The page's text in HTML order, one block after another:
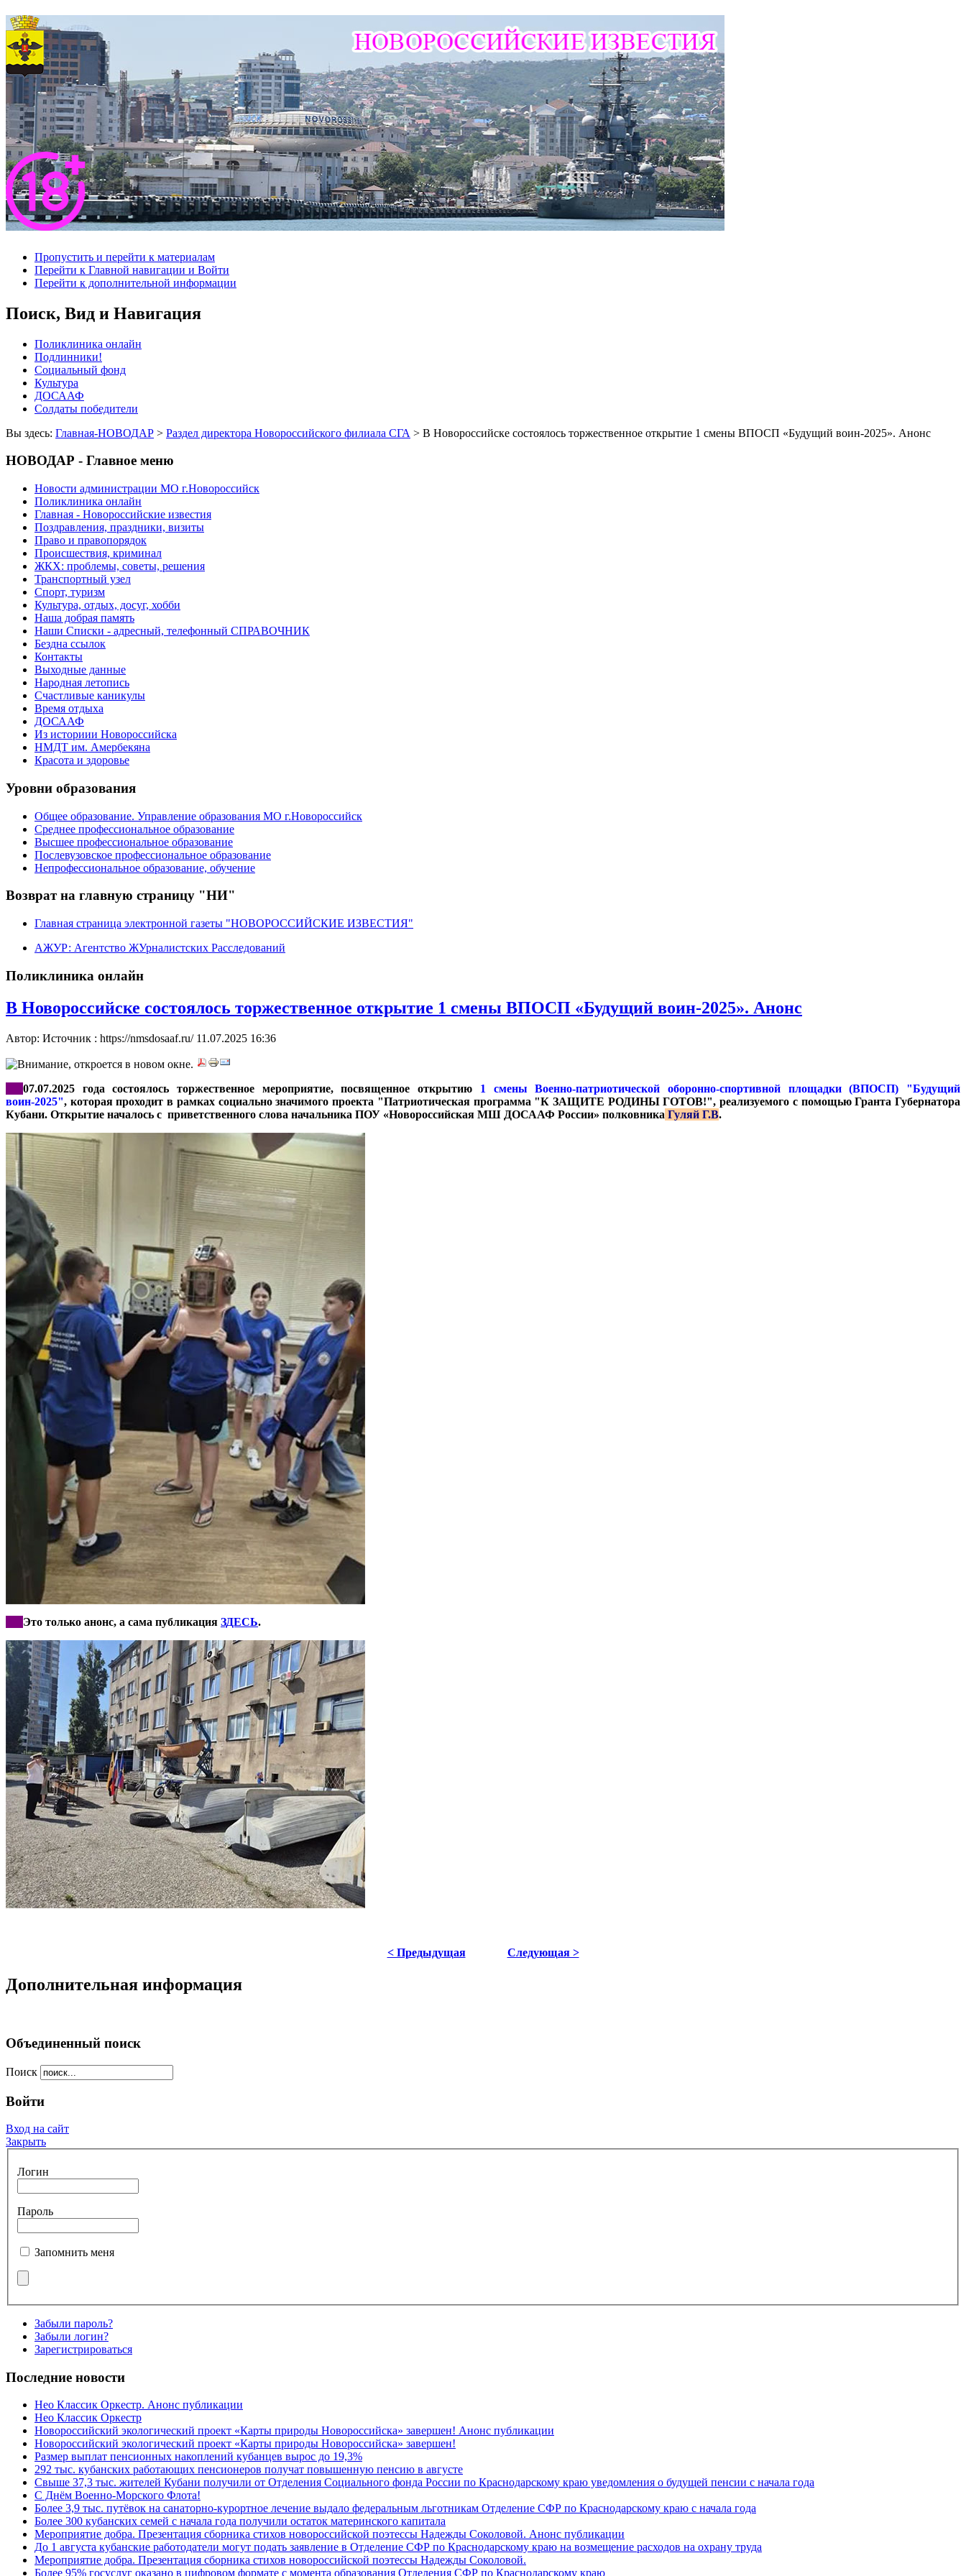
Пропустить и перейти к материалам
Перейти к Главной навигации и Войти
Перейти к дополнительной информации
Поиск, Вид и Навигация
Поликлиника онлайн
Подлинники!
Социальный фонд
Культура
ДОСААФ
Солдаты победители
Вы здесь: Главная-НОВОДАР > Раздел директора Новороссийского филиала СГА > В Новороссийске состоялось торжественное открытие 1 смены ВПОСП «Будущий воин-2025». Анонс
НОВОДАР - Главное меню
Новости администрации МО г.Новороссийск
Поликлиника онлайн
Главная - Новороссийские известия
Поздравления, праздники, визиты
Право и правопорядок
Происшествия, криминал
ЖКХ: проблемы, советы, решения
Транспортный узел
Спорт, туризм
Культура, отдых, досуг, хобби
Наша добрая память
Наши Списки - адресный, телефонный СПРАВОЧНИК
Бездна ссылок
Контакты
Выходные данные
Народная летопись
Счастливые каникулы
Время отдыха
ДОСААФ
Из историии Новороссийска
НМДТ им. Амербекяна
Красота и здоровье
Уровни образования
Общее образование. Управление образования МО г.Новороссийск
Среднее профессиональное образование
Высшее профессиональное образование
Послевузовское профессиональное образование
Непрофессиональное образование, обучение
Возврат на главную страницу "НИ"
Главная страница электронной газеты "НОВОРОССИЙСКИЕ ИЗВЕСТИЯ"
АЖУР: Агентство ЖУрналистских Расследований
Поликлиника онлайн
В Новороссийске состоялось торжественное открытие 1 смены ВПОСП «Будущий воин-2025». Анонс
Автор: Источник : https://nmsdosaaf.ru/ 11.07.2025 16:36
07.07.2025 года состоялось торжественное мероприятие, посвященное открытию 1 смены Военно-патриотической оборонно-спортивной площадки (ВПОСП) "Будущий
воин-2025", которая проходит в рамках социально значимого проекта "Патриотическая программа "К ЗАЩИТЕ РОДИНЫ ГОТОВ!", реализуемого с помощью Гранта Губернатора
Кубани. Открытие началось с приветственного слова начальника ПОУ «Новороссийская МШ ДОСААФ России» полковника Гуляй Г.В.
Это только анонс, а сама публикация ЗДЕСЬ.
< Предыдущая Следующая >
Дополнительная информация
Объединенный поиск
Поиск
Войти
Вход на сайт
Закрыть
Логин
Пароль
Запомнить меня
Забыли пароль?
Забыли логин?
Зарегистрироваться
Последние новости
Нео Классик Оркестр. Анонс публикации
Нео Классик Оркестр
Новороссийский экологический проект «Карты природы Новороссийска» завершен! Анонс публикации
Новороссийский экологический проект «Карты природы Новороссийска» завершен!
Размер выплат пенсионных накоплений кубанцев вырос до 19,3%
292 тыс. кубанских работающих пенсионеров получат повышенную пенсию в августе
Свыше 37,3 тыс. жителей Кубани получили от Отделения Социального фонда России по Краснодарскому краю уведомления о будущей пенсии с начала года
C Днём Военно-Морского Флота!
Более 3,9 тыс. путёвок на санаторно-курортное лечение выдало федеральным льготникам Отделение СФР по Краснодарскому краю с начала года
Более 300 кубанских семей с начала года получили остаток материнского капитала
Мероприятие добра. Презентация сборника стихов новороссийской поэтессы Надежды Соколовой. Анонс публикации
До 1 августа кубанские работодатели могут подать заявление в Отделение СФР по Краснодарскому краю на возмещение расходов на охрану труда
Мероприятие добра. Презентация сборника стихов новороссийской поэтессы Надежды Соколовой.
Более 95% госуслуг оказано в цифровом формате с момента образования Отделения СФР по Краснодарскому краю